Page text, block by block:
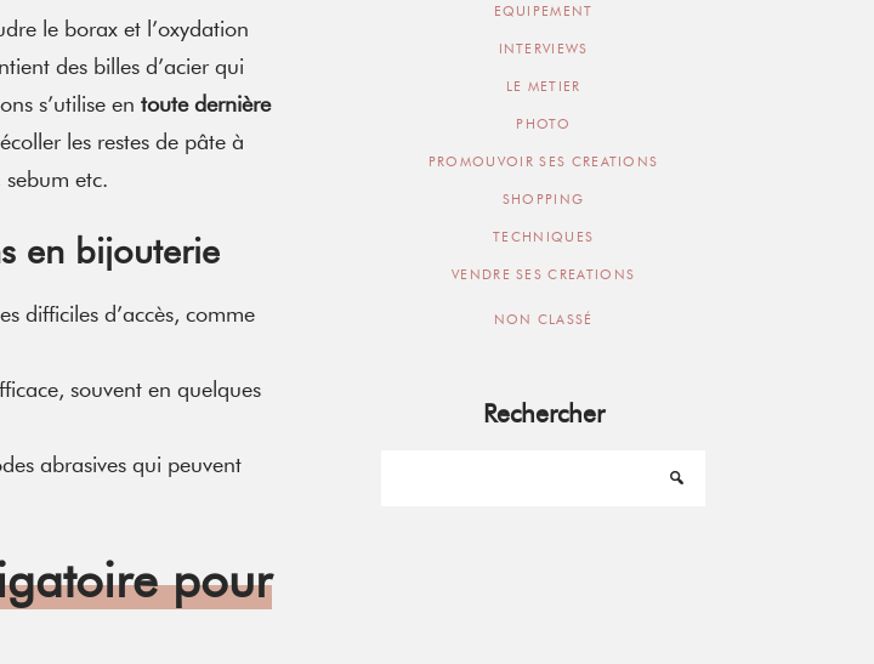
le borax et l’oxydation
des billes d’acier qui
s’utilise entoute dernière
les restes de pâte à
sebum etc.
en bijouterie
difficiles d’accès, comme
souvent en quelques
abrasives qui peuvent
pour
EQUIPEMENT
INTERVIEWS
LE METIER
PHOTO
PROMOUVOIR SES CREATIONS
SHOPPING
TECHNIQUES
VENDRE SES CREATIONS
NON CLASSÉ
Rechercher